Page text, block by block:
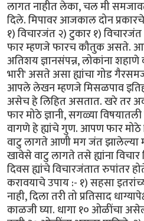
लागत नाहीत लेका, चल मी
दिले. मिपावर आजकाल दोन
१) विचारजंत २) टुकार १) विचारजंत
फार म्हणजे फारच कौतुक असते.
अतिशय ज्ञानसंपन्न, लोकांना
भारी' असते असा ह्यांचा गोड
आपले लेखन म्हणजे मिसळपाव
असेच हे लिहित असतात. खरे
फार मोठे ज्ञानी, सगळ्या
वागणे हे ह्यांचे गुण. आपण फार मोठे
वाटु लागते आणी मग जंत
खावेसे वाटु लागते तसे ह्यांना
दिवस ह्यांचे विचारजंतात रुपांतर
करावयाचे उपाय :- १) सहसा
नाही, दिला तरी तो प्रतिसाद
काळजी घ्या. धागा १० ओळींचा